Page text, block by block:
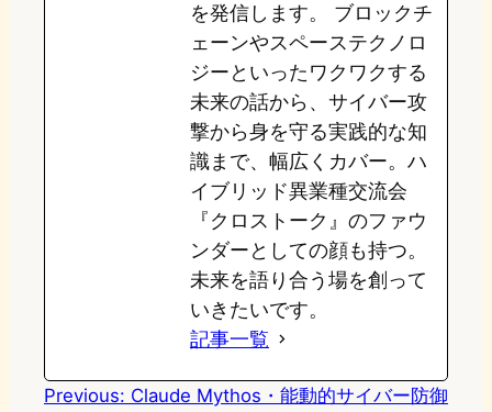
を発信します。 ブロックチ
ェーンやスペーステクノロ
ジーといったワクワクする
未来の話から、サイバー攻
撃から身を守る実践的な知
識まで、幅広くカバー。ハ
イブリッド異業種交流会
『クロストーク』のファウ
ンダーとしての顔も持つ。
未来を語り合う場を創って
いきたいです。
記事一覧
Previous: Claude Mythos・能動的サイバー防御